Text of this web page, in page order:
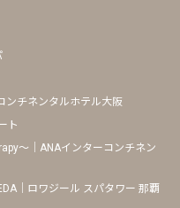
ンチネンタルホテル大阪
ト
〜｜ANAインターコンチネン
｜ロワジール スパタワー 那覇